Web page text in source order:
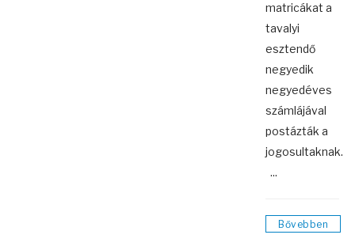
matricákat a
tavalyi
esztendő
negyedik
negyedéves
számlájával
postázták a
jogosultaknak.
...
Bővebben